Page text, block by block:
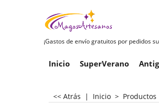
¡Gastos de envío gratuitos por pedidos
Inicio SuperVerano
<< Atrás | Inicio > Productos